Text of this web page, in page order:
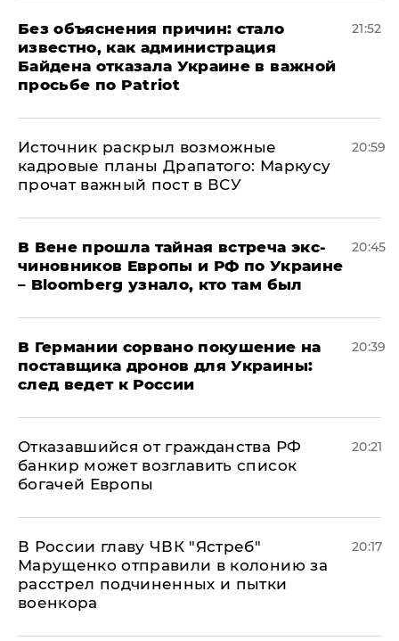
Без объяснения причин: стало
известно, как администрация
Байдена отказала Украине в важной
просьбе по Patriot
21:52
​Источник раскрыл возможные
кадровые планы Драпатого: Маркусу
прочат важный пост в ВСУ
20:59
В Вене прошла тайная встреча экс-
чиновников Европы и РФ по Украине
– Bloomberg узнало, кто там был
20:45
​В Германии сорвано покушение на
поставщика дронов для Украины:
след ведет к России
20:39
Отказавшийся от гражданства РФ
банкир может возглавить список
богачей Европы
20:21
В России главу ЧВК "Ястреб"
Марущенко отправили в колонию за
расстрел подчиненных и пытки
военкора
20:17